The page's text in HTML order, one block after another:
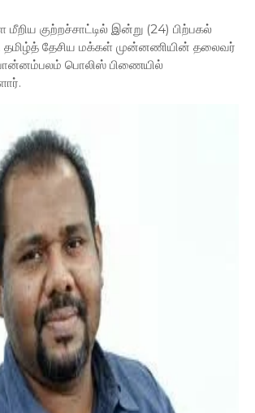
குற்றச்சாட்டில் இன்று (24) பிற்பகல்
தமிழ்த் தேசிய மக்கள் முன்னணியின் தலைவர்
பொலிஸ் பிணையில்